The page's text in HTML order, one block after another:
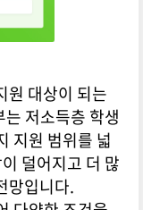
원 대상이 되는
저소득층 학생
지원 범위를 넓
덜어지고 더 많
망입니다.